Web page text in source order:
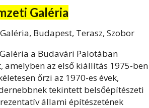
Galéria
a Budavári Palotában
amelyben az első kiállítás 1975-ben
őrzi az 1970-es évek,
tekintett belsőépítészeti
állami építészetének